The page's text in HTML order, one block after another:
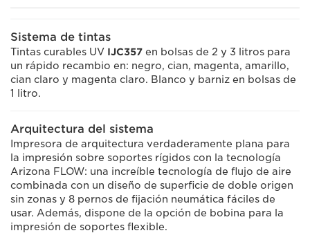
Sistema de tintas
Tintas curables UV IJC357 en bolsas de 2 y 3 litros para
un rápido recambio en: negro, cian, magenta, amarillo,
cian claro y magenta claro. Blanco y barniz en bolsas de
1 litro.
Arquitectura del sistema
Impresora de arquitectura verdaderamente plana para
la impresión sobre soportes rígidos con la tecnología
Arizona FLOW: una increíble tecnología de flujo de aire
combinada con un diseño de superficie de doble origen
sin zonas y 8 pernos de fijación neumática fáciles de
usar. Además, dispone de la opción de bobina para la
impresión de soportes flexible.